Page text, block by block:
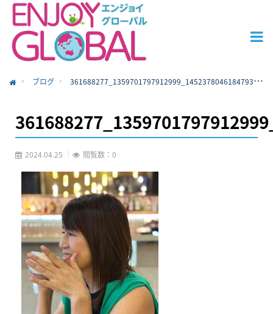
ブログ 361688277_1359701797912999_1452378046184793570_n
2024.04.25 閲覧数：0